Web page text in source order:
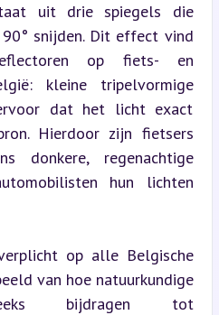
uit drie spiegels die
snijden. Dit effect vind
op fiets- en
kleine tripelvormige
dat het licht exact
Hierdoor zijn fietsers
donkere, regenachtige
hun lichten
op alle Belgische
van hoe natuurkundige
bijdragen tot